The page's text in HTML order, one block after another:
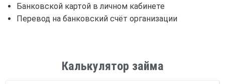
Банковской картой в личном кабинете
Перевод на банковский счёт организации
Калькулятор займа